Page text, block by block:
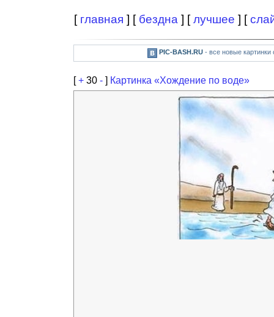
[ главная ] [ бездна ] [лучшее ] [
PIC-BASH.RU- все новые картинки
[+ 30 - ] Картинка «Хождение по воде»